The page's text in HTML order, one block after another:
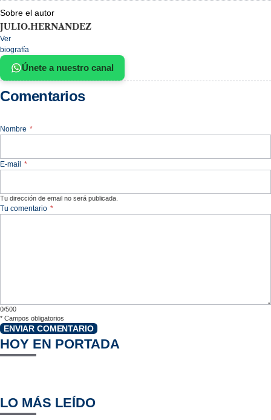
Sobre el autor
JULIO.HERNANDEZ
Ver
biografía
Únete a nuestro canal
Comentarios
Nombre *
E-mail *
Tu dirección de email no será publicada.
Tu comentario *
0/500
* Campos obligatorios
ENVIAR COMENTARIO
HOY EN PORTADA
LO MÁS LEÍDO